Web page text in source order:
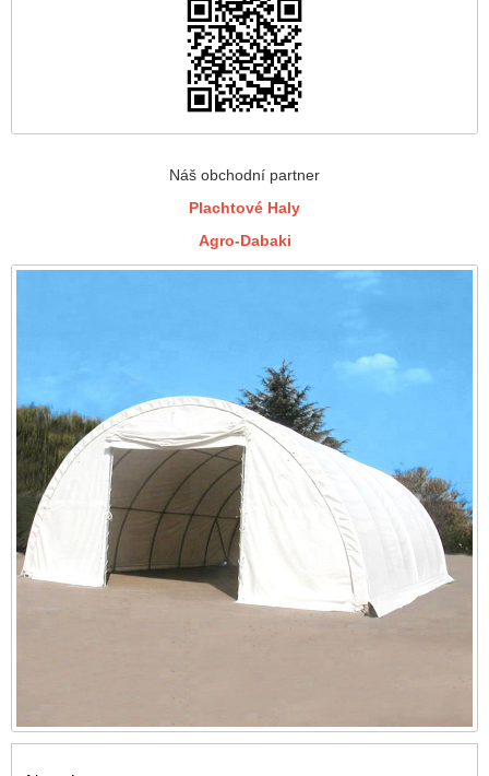
Náš obchodní partner
Plachtové Haly
Agro-Dabaki